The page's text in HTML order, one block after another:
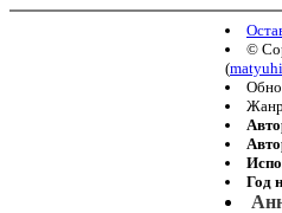
©
(
Год